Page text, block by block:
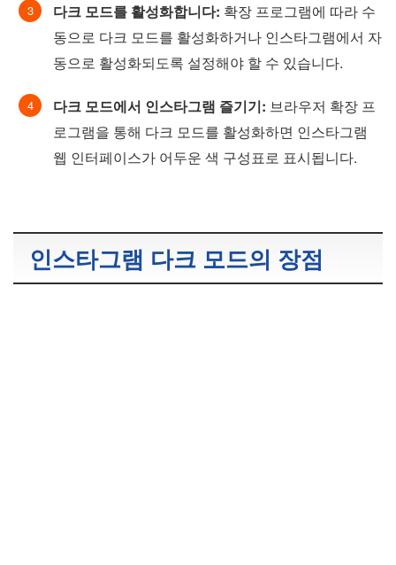
다크 모드를 활성화합니다: 확장 프로그램에 따라 수
동으로 다크 모드를 활성화하거나 인스타그램에서 자
동으로 활성화되도록 설정해야 할 수 있습니다.
다크 모드에서 인스타그램 즐기기: 브라우저 확장 프
로그램을 통해 다크 모드를 활성화하면 인스타그램
웹 인터페이스가 어두운 색 구성표로 표시됩니다.
인스타그램 다크 모드의 장점